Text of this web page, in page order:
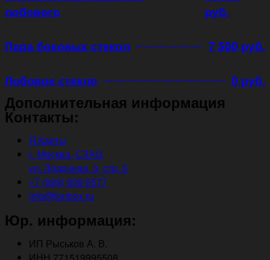
лобового
руб.
Пара боковых стекол 7 500 руб.
Лобовое стекло 0 руб.
Дополнительная информация
Контакты:
Я.Карты
г. Москва, СЗАО,
ул. Лодочная, 3, стр. 5
+7 (929) 939 5577
info@tonbox.ru
Юр. информация:
ИП Рыськов А. В.